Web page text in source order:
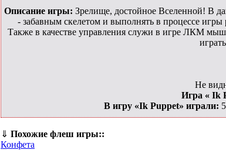
Описание игры: Зрелище, достойное Вселенной! В
- забавным скелетом и выполнять в процессе игры
Также в качестве управления служи в игре ЛКМ
Не
Игра « Ik
В игру «Ik Puppet» играли:
⇓ Похожие флеш игры::
Конфета